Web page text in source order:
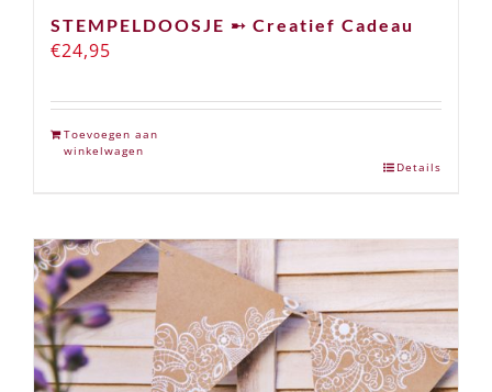
STEMPELDOOSJE ➸ Creatief Cadeau
€24,95
Toevoegen aan
winkelwagen
Details